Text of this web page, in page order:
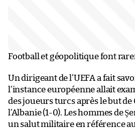
Football et géopolitique font
Un dirigeant de l’UEFA a fait
l’instance européenne allait
des joueurs turcs après le but de
l’Albanie (1-0). Les hommes de
un salut militaire en référence